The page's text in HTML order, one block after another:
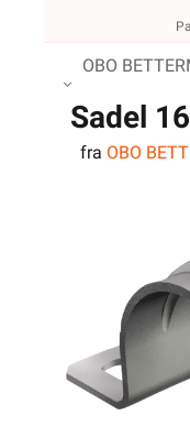
OBO
Sadel
fra OBO